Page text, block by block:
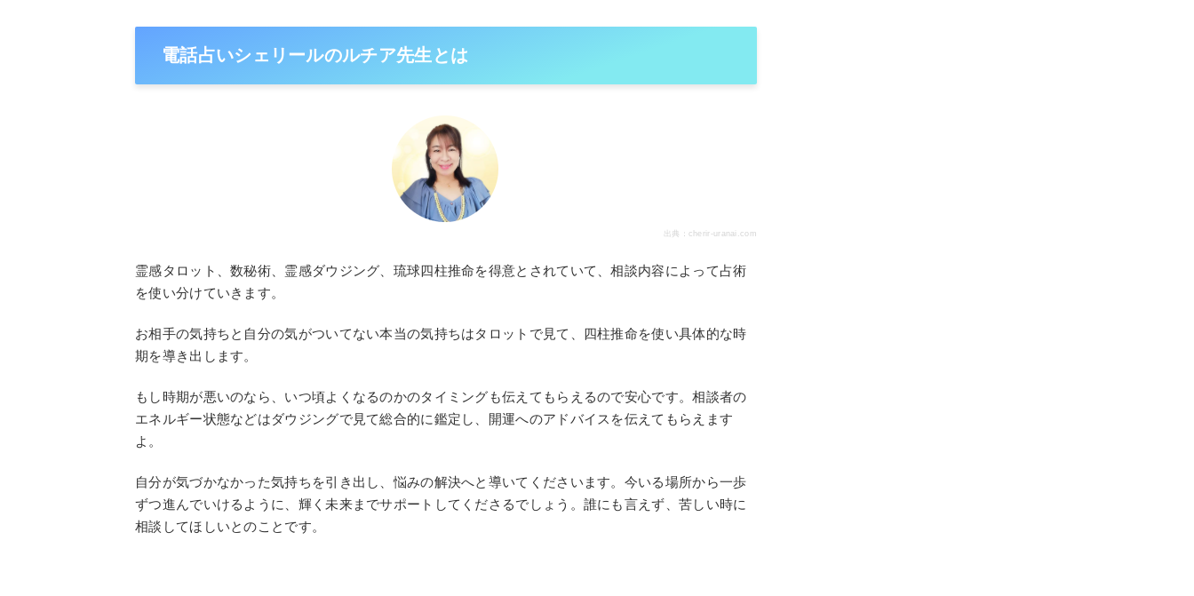
電話占いシェリールのルチア先生とは
出典： cherir-uranai.com
霊感タロット、数秘術、霊感ダウジング、琉球四柱推命を得意とされていて、相談内容によって占術
を使い分けていきます。
お相手の気持ちと自分の気がついてない本当の気持ちはタロットで見て、四柱推命を使い具体的な時
期を導き出します。
もし時期が悪いのなら、いつ頃よくなるのかのタイミングも伝えてもらえるので安心です。相談者の
エネルギー状態などはダウジングで見て総合的に鑑定し、開運へのアドバイスを伝えてもらえます
よ。
自分が気づかなかった気持ちを引き出し、悩みの解決へと導いてくださいます。今いる場所から一歩
ずつ進んでいけるように、輝く未来までサポートしてくださるでしょう。誰にも言えず、苦しい時に
相談してほしいとのことです。